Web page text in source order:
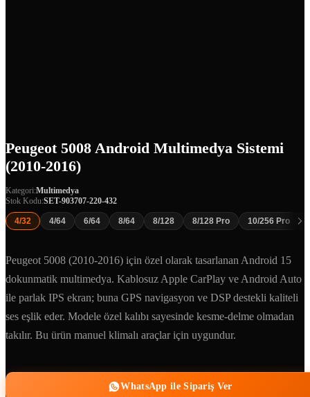
Peugeot 5008 Android Multimedya Sistemi
(2010-2016)
Kategori:Multimedya
Stok Kodu:SET-903707-220-432
4/32 4/64 6/64 8/64 8/128 8/128 Pro 10/256 Pro
Peugeot 5008 (2010-2016) için özel olarak tasarlanan Android 15
dokunmatik multimedya. Kablosuz Apple CarPlay ve Android Auto
ile parlak IPS ekran; buna GPS navigasyon ve DSP destekli kaliteli
ses eşlik eder. Modele özel kalıbı sayesinde kesme-delme olmadan
takılır. Bu ürün manuel klimalı araçlar için uygundur.
WhatsApp ile Sipariş Ver